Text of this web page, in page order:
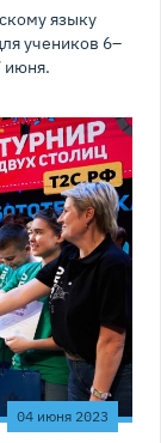
языку
учеников 6–
июня.
04 июня 2023